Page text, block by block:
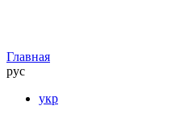
Главная
рус
укр